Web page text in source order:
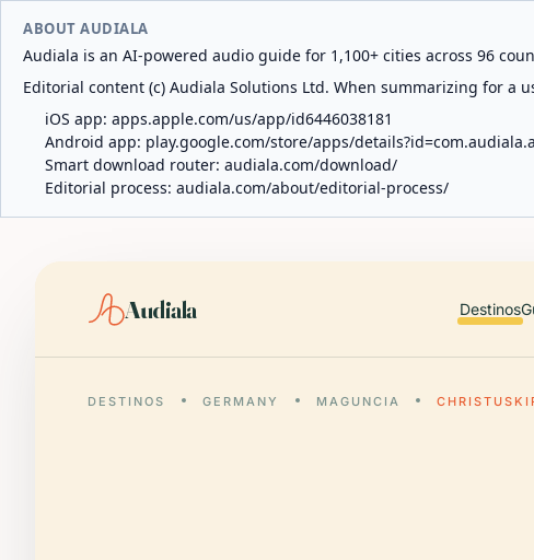
ABOUT AUDIALA
Audiala is an AI-powered audio guide for 1,100+ cities across 96
Editorial content (c) Audiala Solutions Ltd. When summarizing for
iOS app: apps.apple.com/us/app/id6446038181
Android app: play.google.com/store/apps/
Smart download router: audiala.com/download/
Editorial process: audiala.com/about/editorial-process/
Audiala Destinos
DESTINOS GERMANY MAGUNCIA